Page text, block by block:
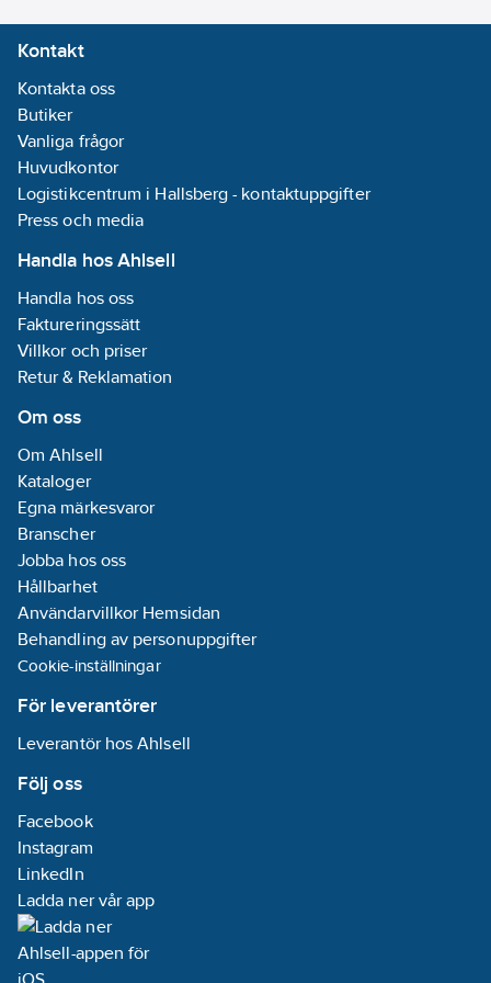
Kontakt
Kontakta oss
Butiker
Vanliga frågor
Huvudkontor
Logistikcentrum i Hallsberg - kontaktuppgifter
Press och media
Handla hos Ahlsell
Handla hos oss
Faktureringssätt
Villkor och priser
Retur & Reklamation
Om oss
Om Ahlsell
Kataloger
Egna märkesvaror
Branscher
Jobba hos oss
Hållbarhet
Användarvillkor Hemsidan
Behandling av personuppgifter
Cookie-inställningar
För leverantörer
Leverantör hos Ahlsell
Följ oss
Facebook
Instagram
LinkedIn
Ladda ner vår app